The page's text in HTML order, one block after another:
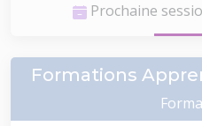
Prochaine
Formations